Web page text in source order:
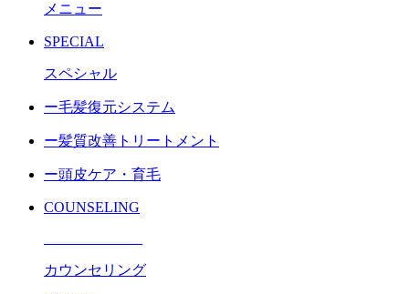
メニュー
SPECIAL
スペシャル
ー毛髪復元システム
ー髪質改善トリートメント
ー頭皮ケア・育毛
COUNSELING
カウンセリング